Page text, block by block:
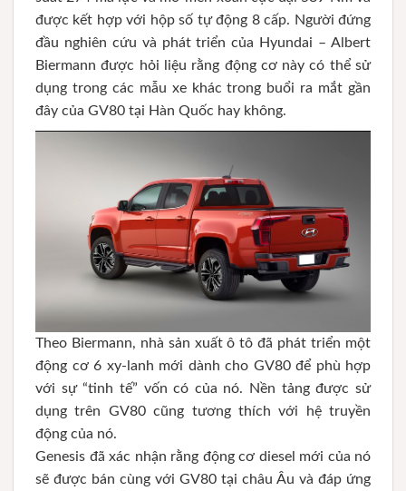
được kết hợp với hộp số tự động 8 cấp. Người đứng
đầu nghiên cứu và phát triển của Hyundai – Albert
Biermann được hỏi liệu rằng động cơ này có thể sử
dụng trong các mẫu xe khác trong buổi ra mắt gần
đây của GV80 tại Hàn Quốc hay không.
Theo Biermann, nhà sản xuất ô tô đã phát triển một
động cơ 6 xy-lanh mới dành cho GV80 để phù hợp
với sự “tinh tế” vốn có của nó. Nền tảng được sử
dụng trên GV80 cũng tương thích với hệ truyền
động của nó.
Genesis đã xác nhận rằng động cơ diesel mới của nó
sẽ được bán cùng với GV80 tại châu Âu và đáp ứng